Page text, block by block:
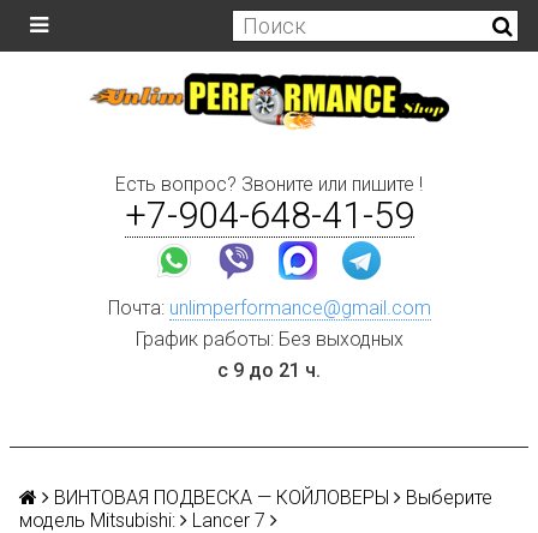
Есть вопрос? Звоните или пишите !
+7-904-648-41-59
Почта: unlimperformance@gmail.com
График работы: Без выходных
с 9 до 21 ч.
ВИНТОВАЯ ПОДВЕСКА — КОЙЛОВЕРЫ
Выберите
модель Mitsubishi:
Lancer 7